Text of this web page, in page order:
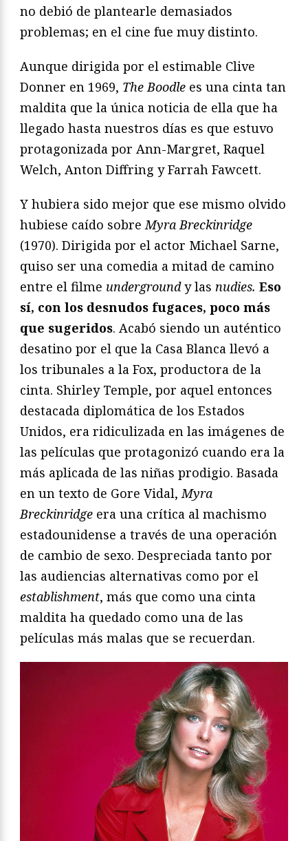
no debió de plantearle demasiados
problemas; en el cine fue muy distinto.
Aunque dirigida por el estimable Clive
Donner en 1969, The Boodle es una cinta tan
maldita que la única noticia de ella que ha
llegado hasta nuestros días es que estuvo
protagonizada por Ann-Margret, Raquel
Welch, Anton Diffring y Farrah Fawcett.
Y hubiera sido mejor que ese mismo olvido
hubiese caído sobreMyra Breckinridge
(1970). Dirigida por el actor Michael Sarne,
quiso ser una comedia a mitad de camino
entre el filme undergroundy las nudies. Eso
sí, con los desnudos fugaces, poco más
que sugeridos. Acabó siendo un auténtico
desatino por el que la Casa Blanca llevó a
los tribunales a la Fox, productora de la
cinta. Shirley Temple, por aquel entonces
destacada diplomática de los Estados
Unidos, era ridiculizada en las imágenes de
las películas que protagonizó cuando era la
más aplicada de las niñas prodigio. Basada
en un texto de Gore Vidal,Myra
Breckinridge era una crítica al machismo
estadounidense a través de una operación
de cambio de sexo. Despreciada tanto por
las audiencias alternativas como por el
establishment, más que como una cinta
maldita ha quedado como una de las
películas más malas que se recuerdan.